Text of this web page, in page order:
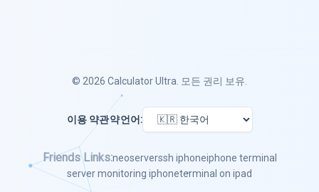
© 2026 Calculator Ultra . 모든 권리 보유.
이용 약관약언어:
Friends Links:neoserverssh iphoneiphone terminal
server monitoring iphoneterminal on ipad